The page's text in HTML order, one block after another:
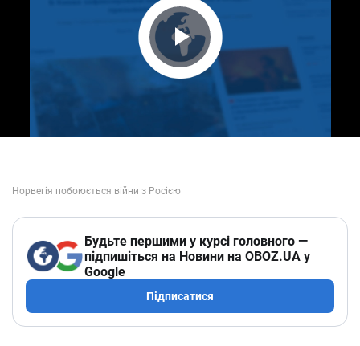
Play Video
Будьте першими у курсі головного —
підпишіться на Новини на OBOZ.UA у
Google
Підписатися